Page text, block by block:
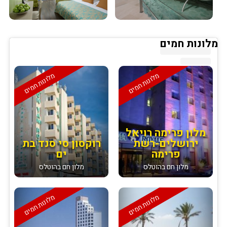
מלונות חמים
מלונות חמים
רוקסון סי סנד בת
ים
מלון חם בהוטלס
מלונות חמים
מלון פרימה רויאל
ירושלים-רשת
פרימה
מלון חם בהוטלס
מלונות חמים מלונות חמים